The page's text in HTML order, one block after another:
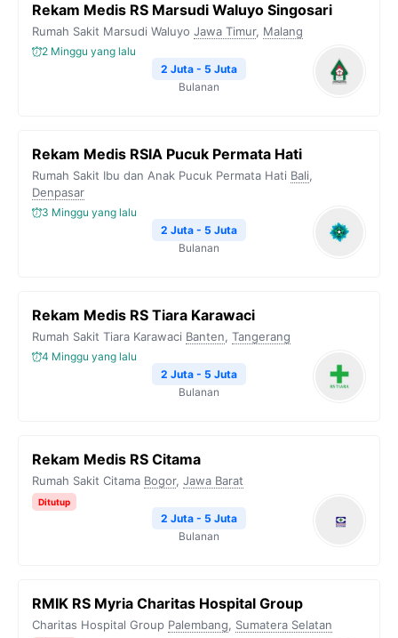
Rekam Medis RS Marsudi Waluyo Singosari
Rumah Sakit Marsudi Waluyo Jawa Timur, Malang
2 Minggu yang lalu
2 Juta - 5 Juta
Bulanan
Rekam Medis RSIA Pucuk Permata Hati
Rumah Sakit Ibu dan Anak Pucuk Permata Hati Bali,
Denpasar
3 Minggu yang lalu
2 Juta - 5 Juta
Bulanan
Rekam Medis RS Tiara Karawaci
Rumah Sakit Tiara Karawaci Banten, Tangerang
4 Minggu yang lalu
2 Juta - 5 Juta
Bulanan
Rekam Medis RS Citama
Rumah Sakit Citama Bogor, Jawa Barat
Ditutup
2 Juta - 5 Juta
Bulanan
RMIK RS Myria Charitas Hospital Group
Charitas Hospital Group Palembang, Sumatera Selatan